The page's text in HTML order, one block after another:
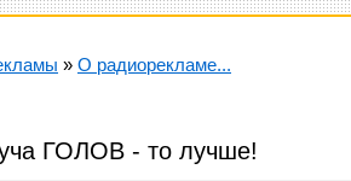
» О радиорекламе...
ГОЛОВ - то лучше!